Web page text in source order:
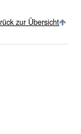
zur Übersicht